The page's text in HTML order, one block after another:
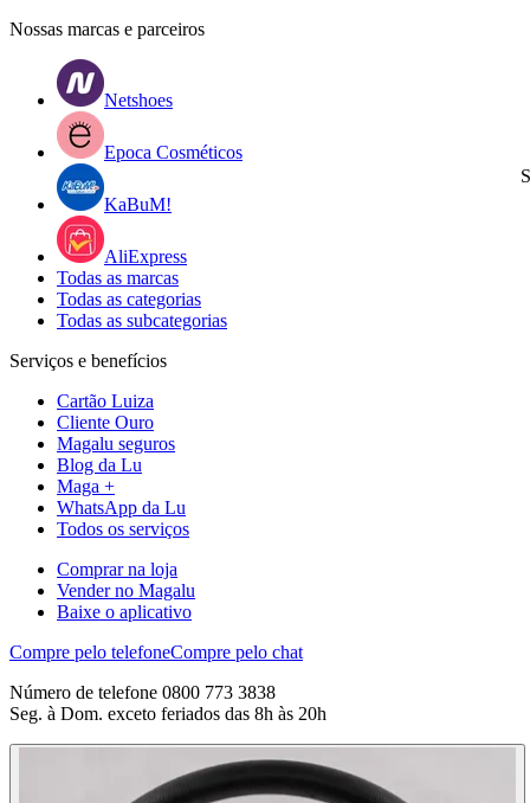
Nossas marcas e parceiros
Netshoes
Epoca Cosméticos
KaBuM!
AliExpress
Todas as marcas
Todas as categorias
Todas as subcategorias
Serviços e benefícios
Cartão Luiza
Cliente Ouro
Magalu seguros
Blog da Lu
Maga +
WhatsApp da Lu
Todos os serviços
Comprar na loja
Vender no Magalu
Baixe o aplicativo
Compre pelo telefoneCompre pelo chat
Número de telefone 0800 773 3838
Seg. à Dom. exceto feriados das 8h às 20h